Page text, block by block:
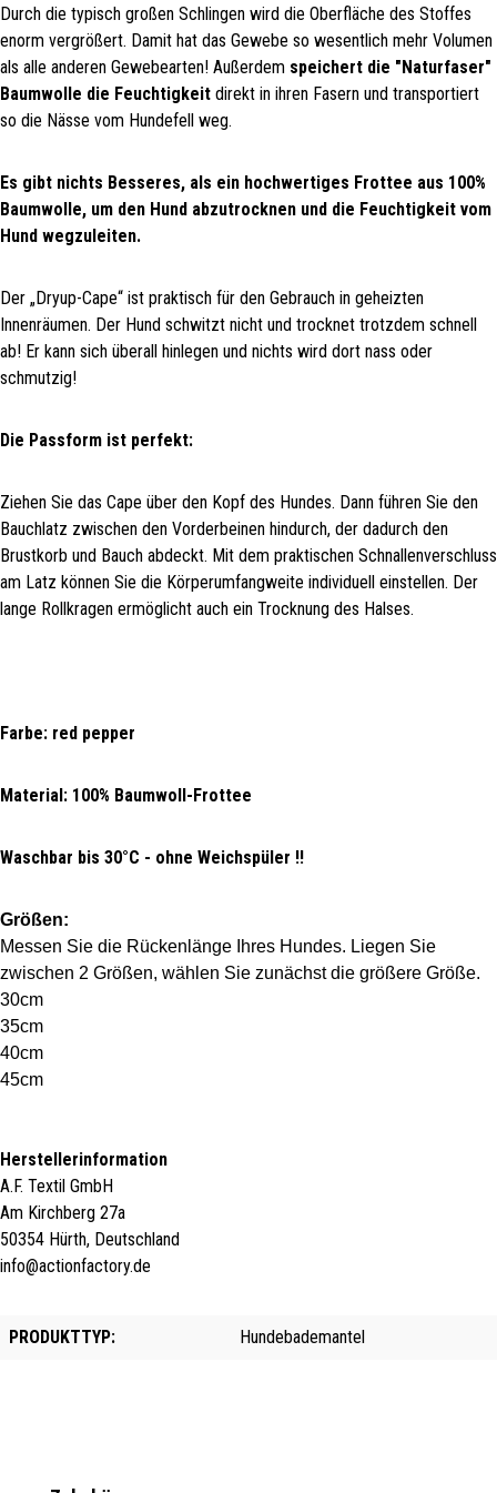
Durch die typisch großen Schlingen wird die Oberfläche des Stoffes
enorm vergrößert. Damit hat das Gewebe so wesentlich mehr Volumen
als alle anderen Gewebearten! Außerdem speichert die "Naturfaser"
Baumwolle die Feuchtigkeit direkt in ihren Fasern und transportiert
so die Nässe vom Hundefell weg.
Es gibt nichts Besseres, als ein hochwertiges Frottee aus 100%
Baumwolle, um den Hund abzutrocknen und die Feuchtigkeit vom
Hund wegzuleiten.
Der „Dryup-Cape“ ist praktisch für den Gebrauch in geheizten
Innenräumen. Der Hund schwitzt nicht und trocknet trotzdem schnell
ab! Er kann sich überall hinlegen und nichts wird dort nass oder
schmutzig!
Die Passform ist perfekt:
Ziehen Sie das Cape über den Kopf des Hundes. Dann führen Sie den
Bauchlatz zwischen den Vorderbeinen hindurch, der dadurch den
Brustkorb und Bauch abdeckt. Mit dem praktischen Schnallenverschluss
am Latz können Sie die Körperumfangweite individuell einstellen. Der
lange Rollkragen ermöglicht auch ein Trocknung des Halses.
Farbe: red pepper
Material: 100% Baumwoll-Frottee
Waschbar bis 30°C - ohne Weichspüler !!
Größen:
Messen Sie die Rückenlänge Ihres Hundes. Liegen Sie
zwischen 2 Größen, wählen Sie zunächst die größere Größe.
30cm
35cm
40cm
45cm
Herstellerinformation
A.F. Textil GmbH
Am Kirchberg 27a
50354 Hürth, Deutschland
info@actionfactory.de
PRODUKTTYP: Hundebademantel